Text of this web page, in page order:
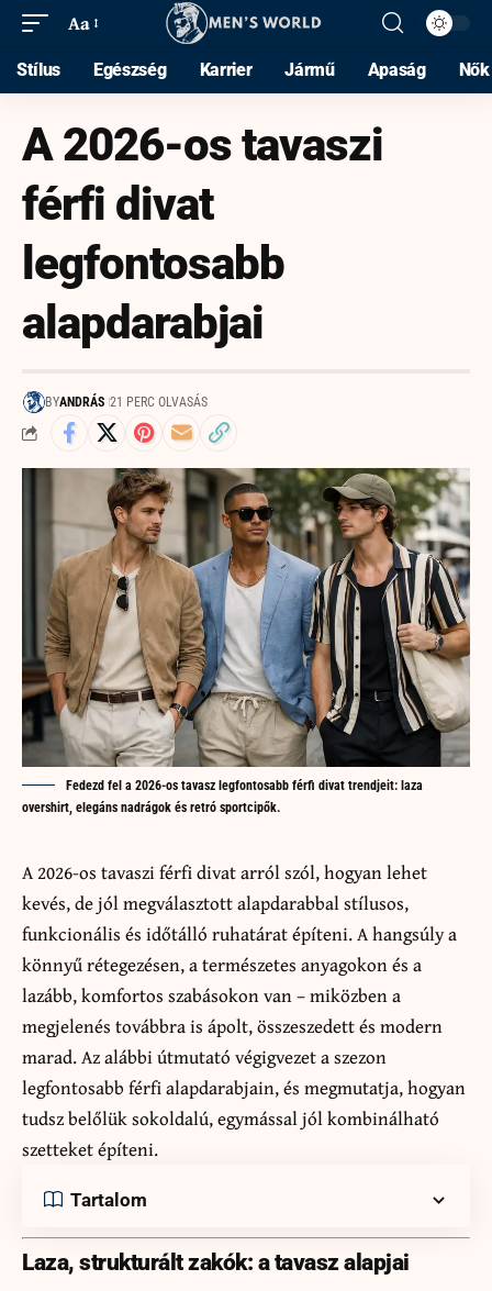
Aa
Stílus Egészség Karrier Jármű Apaság Nők
A 2026-os tavaszi
férfi divat
legfontosabb
alapdarabjai
BYANDRÁS 21 PERC OLVASÁS
Fedezd fel a 2026-os tavasz legfontosabb férfi divat trendjeit: laza
overshirt, elegáns nadrágok és retró sportcipők.
A 2026-os tavaszi férfi divat arról szól, hogyan lehet
kevés, de jól megválasztott alapdarabbal stílusos,
funkcionális és időtálló ruhatárat építeni. A hangsúly a
könnyű rétegezésen, a természetes anyagokon és a
lazább, komfortos szabásokon van – miközben a
megjelenés továbbra is ápolt, összeszedett és modern
marad. Az alábbi útmutató végigvezet a szezon
legfontosabb férfi alapdarabjain, és megmutatja, hogyan
tudsz belőlük sokoldalú, egymással jól kombinálható
szetteket építeni.
Tartalom
Laza, strukturált zakók: a tavasz alapjai